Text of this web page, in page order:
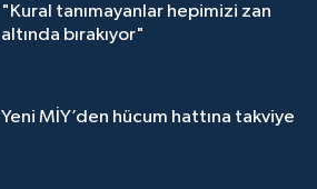
"Kural tanımayanlar hepimizi zan
altında bırakıyor"
Yeni MİY’den hücum hattına takviye